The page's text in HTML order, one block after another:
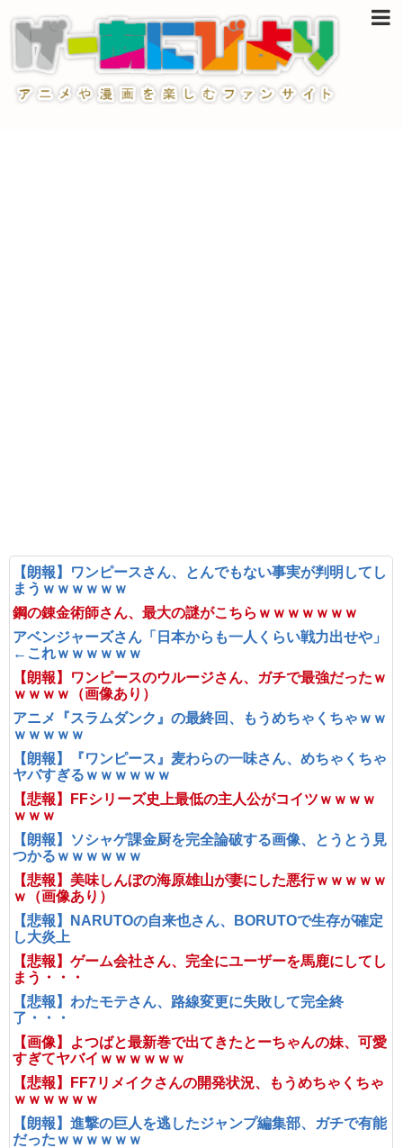
【朗報】ワンピースさん、とんでもない事実が判明してし
まうｗｗｗｗｗｗ
鋼の錬金術師さん、最大の謎がこちらｗｗｗｗｗｗｗ
アベンジャーズさん「日本からも一人くらい戦力出せや」
←これｗｗｗｗｗｗ
【朗報】ワンピースのウルージさん、ガチで最強だったｗ
ｗｗｗｗ（画像あり）
アニメ『スラムダンク』の最終回、もうめちゃくちゃｗｗ
ｗｗｗｗｗ
【朗報】『ワンピース』麦わらの一味さん、めちゃくちゃ
ヤバすぎるｗｗｗｗｗｗ
【悲報】FFシリーズ史上最低の主人公がコイツｗｗｗｗ
ｗｗｗ
【朗報】ソシャゲ課金厨を完全論破する画像、とうとう見
つかるｗｗｗｗｗｗ
【悲報】美味しんぼの海原雄山が妻にした悪行ｗｗｗｗｗ
ｗ（画像あり）
【悲報】NARUTOの自来也さん、BORUTOで生存が確定
し大炎上
【悲報】ゲーム会社さん、完全にユーザーを馬鹿にしてし
まう・・・
【悲報】わたモテさん、路線変更に失敗して完全終
了・・・
【画像】よつばと最新巻で出てきたとーちゃんの妹、可愛
すぎてヤバイｗｗｗｗｗｗ
【悲報】FF7リメイクさんの開発状況、もうめちゃくちゃ
ｗｗｗｗｗｗ
【朗報】進撃の巨人を逃したジャンプ編集部、ガチで有能
だったｗｗｗｗｗｗ